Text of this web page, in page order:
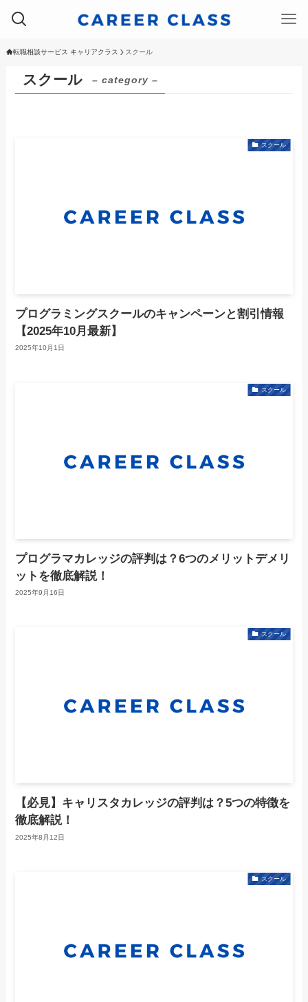
転職相談サービス キャリアクラス スクール
スクール – category –
スクール
プログラミングスクールのキャンペーンと割引情報
【2025年10月最新】
2025年10月1日
スクール
プログラマカレッジの評判は？6つのメリットデメリ
ットを徹底解説！
2025年9月16日
スクール
【必見】キャリスタカレッジの評判は？5つの特徴を
徹底解説！
2025年8月12日
スクール